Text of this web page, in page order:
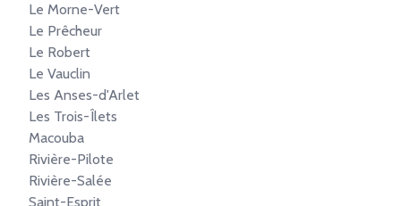
Le Morne-Vert
Le Prêcheur
Le Robert
Le Vauclin
Les Anses-d'Arlet
Les Trois-Îlets
Macouba
Rivière-Pilote
Rivière-Salée
Saint-Esprit